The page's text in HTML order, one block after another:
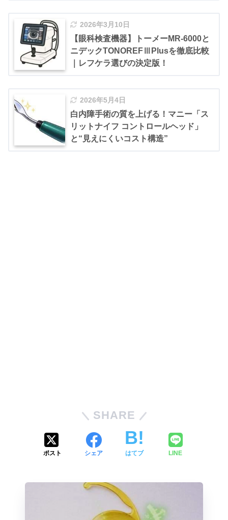
2026年3月10日
【眼科検査機器】トーメーMR-6000と
ニデックTONOREFⅢPlusを徹底比較
｜レフケラ選びの決定版！
2026年5月4日
白内障手術の質を上げる！マニー「ス
リットナイフ コントロールヘッド」
と“見えにくいコスト構造”
SHARE
ポスト シェア はてブ LINE